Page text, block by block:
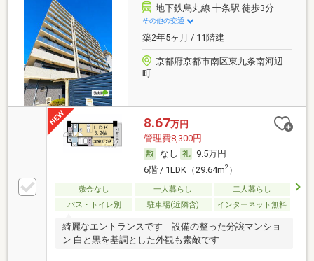
地下鉄烏丸線 十条駅 徒歩3分
その他の交通
築2年5ヶ月 / 11階建
京都府京都市南区東九条南河辺
町
8.67万円
管理費8,300円
なし
9.5万円
6階 / 1LDK（29.64m2）
敷金なし 一人暮らし
二人暮らし
バス・トイレ別
駐車場(近隣含) インターネット無料
綺麗なエントランスです 設備の整った分譲マンショ
ン 白と黒を基調とした外観も素敵です